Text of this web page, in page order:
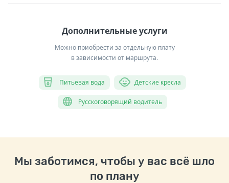
Дополнительные услуги
Можно приобрести за отдельную плату
в зависимости от маршрута.
Питьевая вода Детские кресла
Русскоговорящий водитель
Мы заботимся, чтобы у вас всё шло
по плану